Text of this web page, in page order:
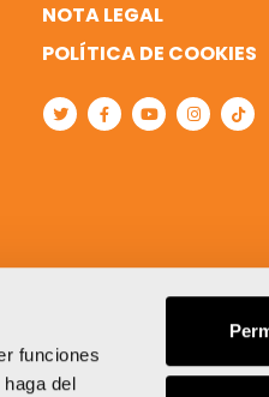
funciones
del
NOTA LEGAL
POLÍTICA DE COOKIES